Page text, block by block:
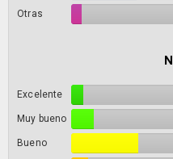
Otras
Excelente
Muy bueno
Bueno